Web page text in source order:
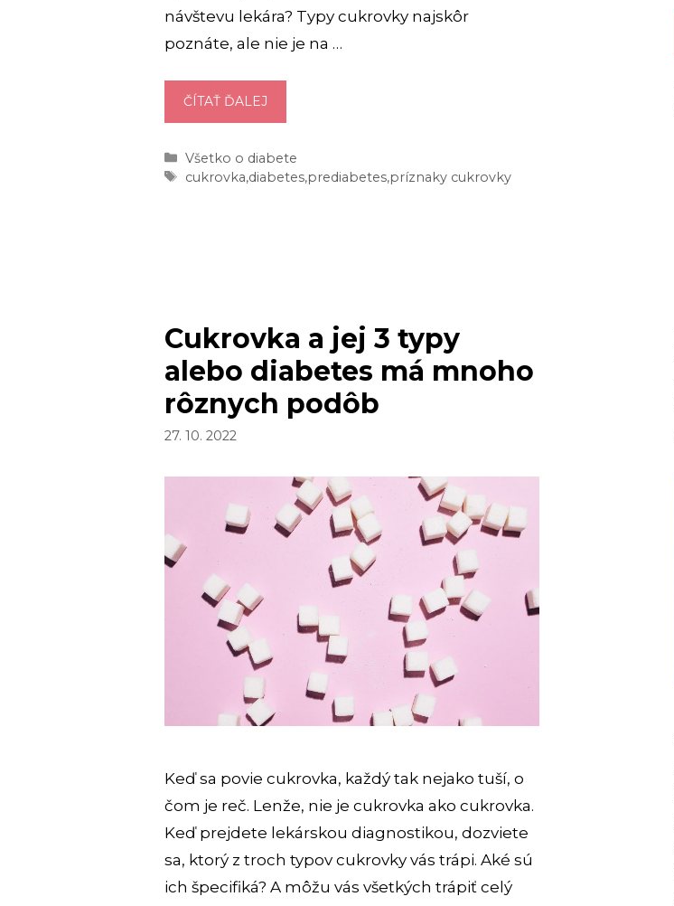
návštevu lekára? Typy cukrovky najskôr
poznáte, ale nie je na …
ČÍTAŤ ĎALEJ
CUKROVKA:
SÚ
VYŠETRENIE
Kategórie
Všetko o diabete
Značky
cukrovka,diabetes,prediabetes,príznaky cukrovky
Cukrovka a jej 3 typy
alebo diabetes má mnoho
rôznych podôb
27. 10. 2022
Keď sa povie cukrovka, každý tak nejako tuší, o
čom je reč. Lenže, nie je cukrovka ako cukrovka.
Keď prejdete lekárskou diagnostikou, dozviete
sa, ktorý z troch typov cukrovky vás trápi. Aké sú
ich špecifiká? A môžu vás všetkých trápiť celý